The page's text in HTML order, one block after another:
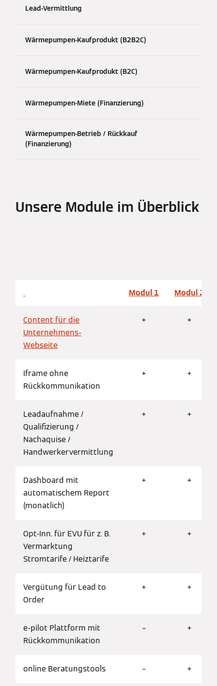
Lead-Vermittlung
Wärmepumpen-Kaufprodukt (B2B2C)
Wärmepumpen-Kaufprodukt (B2C)
Wärmepumpen-Miete (Finanzierung)
Wärmepumpen-Betrieb / Rückkauf
(Finanzierung)
Unsere Module im Überblick
Modul 1 Modul 2
Content für die
Unternehmens-
Webseite
+ +
Iframe ohne
Rückkommunikation
+ +
Leadaufnahme /
Qualifizierung /
Nachaquise /
Handwerkervermittlung
+ +
Dashboard mit
automatischem Report
(monatlich)
+ +
Opt-Inn. für EVU für z. B.
Vermarktung
Stromtarife / Heiztarife
+ +
Vergütung für Lead to
Order
+ +
e-pilot Plattform mit
Rückkommunikation
– +
online Beratungstools – +